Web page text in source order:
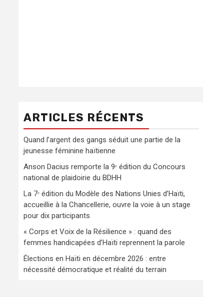
ARTICLES RÉCENTS
Quand l’argent des gangs séduit une partie de la
jeunesse féminine haïtienne
Anson Dacius remporte la 9ᵉ édition du Concours
national de plaidoirie du BDHH
La 7ᵉ édition du Modèle des Nations Unies d’Haïti,
accueillie à la Chancellerie, ouvre la voie à un stage
pour dix participants
« Corps et Voix de la Résilience » : quand des
femmes handicapées d’Haïti reprennent la parole
Élections en Haïti en décembre 2026 : entre
nécessité démocratique et réalité du terrain